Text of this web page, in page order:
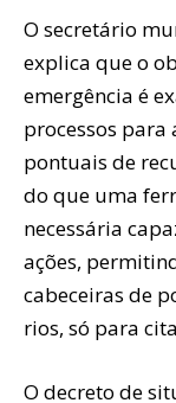
O secretário
explica que o
emergência é
processos para
pontuais de
do que uma
necessária
ações,
cabeceiras de
rios, só para
O decreto de